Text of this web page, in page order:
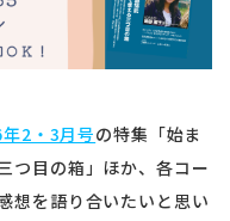
2・3月号の特集「始ま
つ目の箱」ほか、各コー
想を語り合いたいと思い